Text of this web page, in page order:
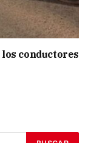
conductores